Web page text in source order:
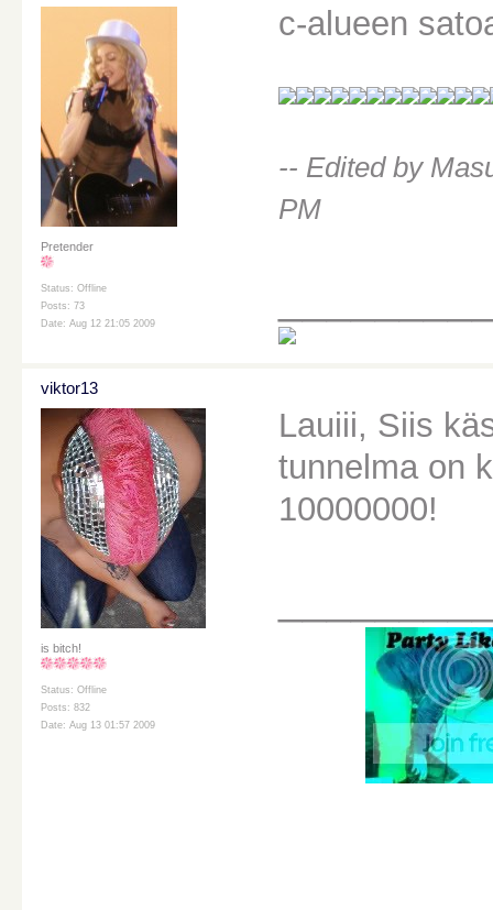
Pretender
Status: Offline
Posts: 73
Date: Aug 12 21:05 2009
c-alueen
-- Edited by
PM
viktor13
is bitch!
Status: Offline
Posts: 832
Date: Aug 13 01:57 2009
Lauiii, Siis
tunnelma on
10000000!